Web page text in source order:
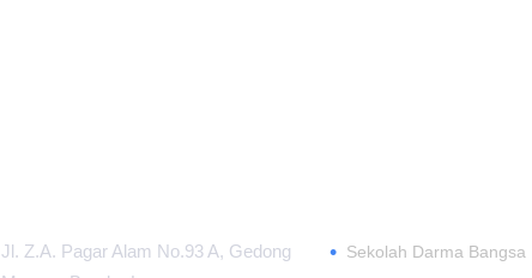
Jl. Z.A. Pagar Alam No.93 A, Gedong
• Sekolah Darma Bangsa